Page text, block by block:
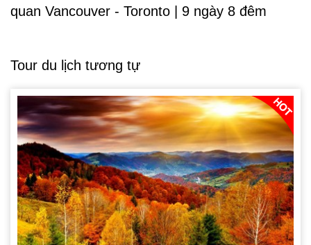
quan Vancouver - Toronto | 9 ngày 8 đêm
Tour du lịch tương tự